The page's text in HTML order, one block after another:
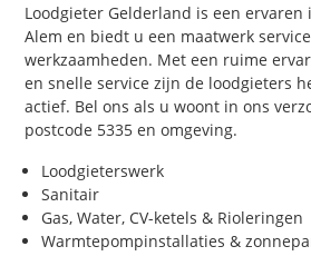
Loodgieter Gelderland is een
Alem en biedt u een maatwerk
werkzaamheden. Met een ruime
en snelle service zijn de loodgieters
actief. Bel ons als u woont in ons
postcode 5335 en omgeving.
Loodgieterswerk
Sanitair
Gas, Water, CV-ketels & Rioleringen
Warmtepompinstallaties &